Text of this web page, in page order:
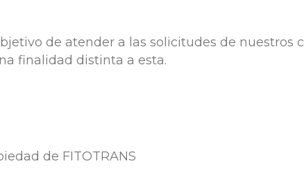
de atender a las solicitudes de nuestros
finalidad distinta a esta.
de FITOTRANS